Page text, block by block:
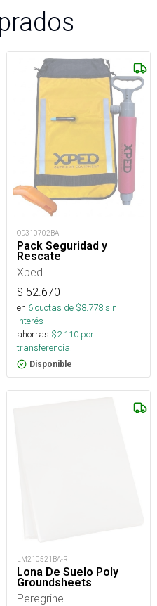
OD310702BA
Pack Seguridad y
Rescate
Xped
$ 52.670
en 6cuotas de $8.778sin
interés
ahorras $2.110 por
transferencia.
Disponible
LM210521BA-R
Lona De Suelo Poly
Groundsheets
Peregrine